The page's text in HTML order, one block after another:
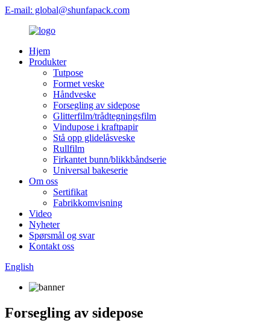
E-mail: global@shunfapack.com
Hjem
Produkter
Tutpose
Formet veske
Håndveske
Forsegling av sidepose
Glitterfilm/trådtegningsfilm
Vindupose i kraftpapir
Stå opp glidelåsveske
Rullfilm
Firkantet bunn/blikkbåndserie
Universal bakeserie
Om oss
Sertifikat
Fabrikkomvisning
Video
Nyheter
Spørsmål og svar
Kontakt oss
English
Forsegling av sidepose